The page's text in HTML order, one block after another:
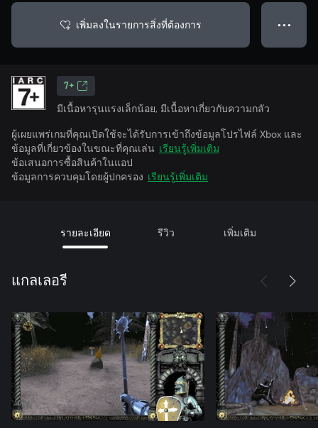
เพิ่มลงในรายการสิ่งที่ต้องการ ● ● ●
7+
มีเนื้อหารุนแรงเล็กน้อย, มีเนื้อหาเกี่ยวกับความกลัว
ผู้เผยแพร่เกมที่คุณเปิดใช้จะได้รับการเข้าถึงข้อมูลโปรไฟล์ Xbox และ
ข้อมูลที่เกี่ยวข้องในขณะที่คุณเล่น เรียนรู้เพิ่มเติม
ข้อเสนอการซื้อสินค้าในแอป
ข้อมูลการควบคุมโดยผู้ปกครอง เรียนรู้เพิ่มเติม
รายละเอียด รีวิว เพิ่มเติม
แกลเลอรี